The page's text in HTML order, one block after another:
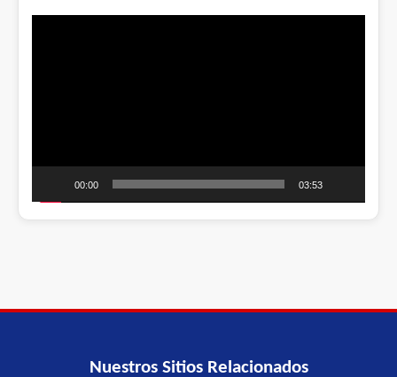
00:00 03:53
Nuestros Sitios Relacionados